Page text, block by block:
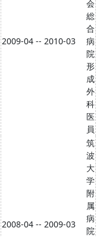
2009-04 -- 2010-03
会
総
合
病
院
形
成
外
科
医
員
2008-04 -- 2009-03
筑
波
大
学
附
属
病
院